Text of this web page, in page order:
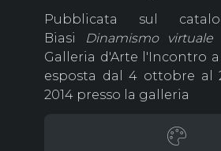
Pubblicata sul
Biasi
Dinamismo virtuale
Galleria d'Arte l'Incontro
esposta dal 4 ottobre al
2014 presso la galleria